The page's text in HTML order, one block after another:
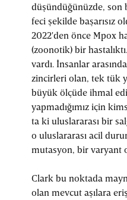
düşündüğünüzde, son
feci şekilde başarısız
2022'den önce Mpox
(zoonotik) bir
vardı. İnsanlar
zincirleri olan, tek tük
büyük ölçüde ihmal
yapmadığımız için
ta ki uluslararası bir
o uluslararası acil
mutasyon, bir varyant
Clark bu noktada
olan mevcut aşılara